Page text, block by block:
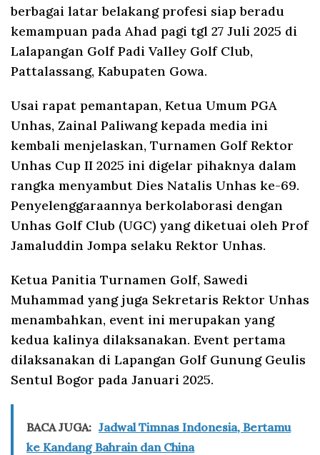
berbagai latar belakang profesi siap beradu
kemampuan pada Ahad pagi tgl 27 Juli 2025 di
Lalapangan Golf Padi Valley Golf Club,
Pattalassang, Kabupaten Gowa.
Usai rapat pemantapan, Ketua Umum PGA
Unhas, Zainal Paliwang kepada media ini
kembali menjelaskan, Turnamen Golf Rektor
Unhas Cup II 2025 ini digelar pihaknya dalam
rangka menyambut Dies Natalis Unhas ke-69.
Penyelenggaraannya berkolaborasi dengan
Unhas Golf Club (UGC) yang diketuai oleh Prof
Jamaluddin Jompa selaku Rektor Unhas.
Ketua Panitia Turnamen Golf, Sawedi
Muhammad yang juga Sekretaris Rektor Unhas
menambahkan, event ini merupakan yang
kedua kalinya dilaksanakan. Event pertama
dilaksanakan di Lapangan Golf Gunung Geulis
Sentul Bogor pada Januari 2025.
BACA JUGA: Jadwal Timnas Indonesia, Bertamu
ke Kandang Bahrain dan China